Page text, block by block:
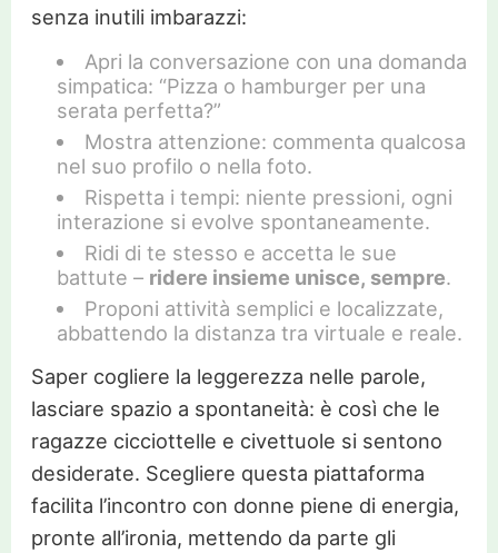
senza inutili imbarazzi:
Apri la conversazione con una domanda
simpatica: “Pizza o hamburger per una
serata perfetta?”
Mostra attenzione: commenta qualcosa
nel suo profilo o nella foto.
Rispetta i tempi: niente pressioni, ogni
interazione si evolve spontaneamente.
Ridi di te stesso e accetta le sue
battute – ridere insieme unisce, sempre.
Proponi attività semplici e localizzate,
abbattendo la distanza tra virtuale e reale.
Saper cogliere la leggerezza nelle parole,
lasciare spazio a spontaneità: è così che le
ragazze cicciottelle e civettuole si sentono
desiderate. Scegliere questa piattaforma
facilita l’incontro con donne piene di energia,
pronte all’ironia, mettendo da parte gli